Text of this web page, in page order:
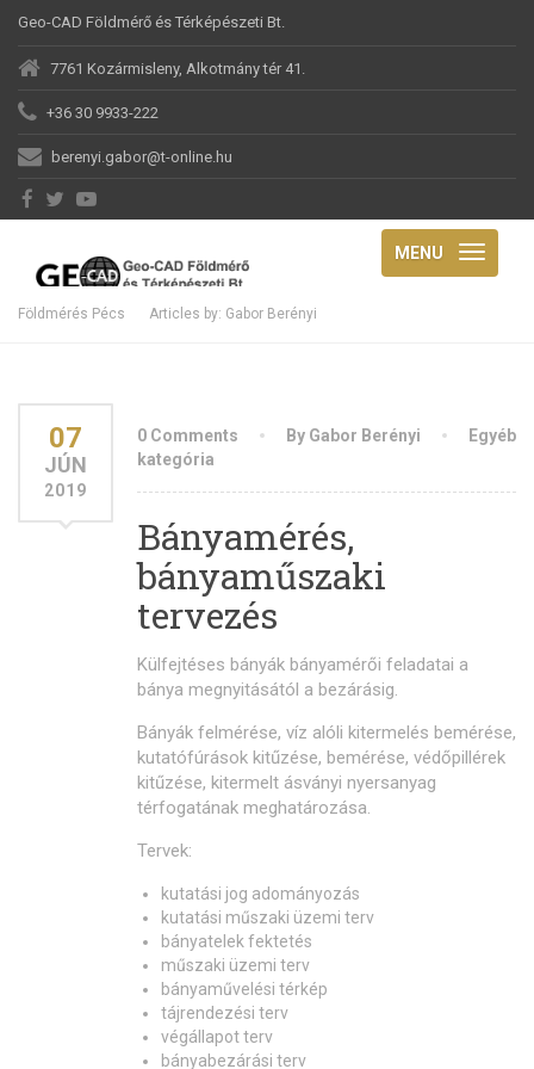
Geo-CAD Földmérő és Térképészeti Bt.
7761 Kozármisleny, Alkotmány tér 41.
+36 30 9933-222
berenyi.gabor@t-online.hu
MENU
Földmérés Pécs Articles by: Gabor Berényi
07
JÚN
2019
0 Comments By Gabor Berényi
Egyéb
kategória
Bányamérés,
bányaműszaki
tervezés
Külfejtéses bányák bányamérői feladatai a
bánya megnyitásától a bezárásig.
Bányák felmérése, víz alóli kitermelés bemérése,
kutatófúrások kitűzése, bemérése, védőpillérek
kitűzése, kitermelt ásványi nyersanyag
térfogatának meghatározása.
Tervek:
kutatási jog adományozás
kutatási műszaki üzemi terv
bányatelek fektetés
műszaki üzemi terv
bányaművelési térkép
tájrendezési terv
végállapot terv
bányabezárási terv